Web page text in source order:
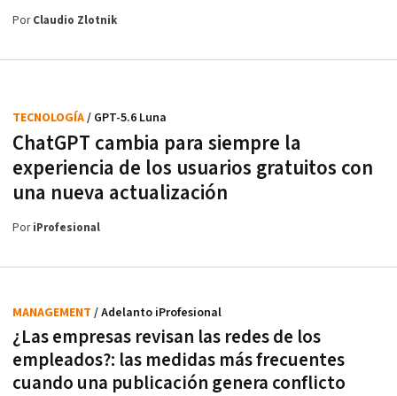
PorClaudio Zlotnik
ChatGPT cambia para siempre la
experiencia de los usuarios gratuitos con
una nueva actualización
TECNOLOGÍA/ GPT-5.6 Luna
PoriProfesional
¿Las empresas revisan las redes de los
empleados?: las medidas más frecuentes
cuando una publicación genera conflicto
MANAGEMENT / Adelanto iProfesional